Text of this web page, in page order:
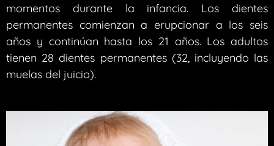
momentos durante la infancia. Los dientes
permanentes comienzan a erupcionar a los seis
años y continúan hasta los 21 años. Los adultos
tienen 28 dientes permanentes (32, incluyendo las
muelas del juicio).